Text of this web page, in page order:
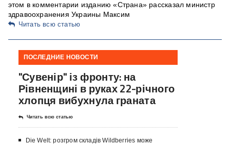
этом в комментарии изданию «Страна» рассказал министр
здравоохранения Украины Максим
Читать всю статью
ПОСЛЕДНИЕ НОВОСТИ
"Сувенір" із фронту: на
Рівненщині в руках 22-річного
хлопця вибухнула граната
Читать всю статью
Die Welt: розгром складів Wildberries може